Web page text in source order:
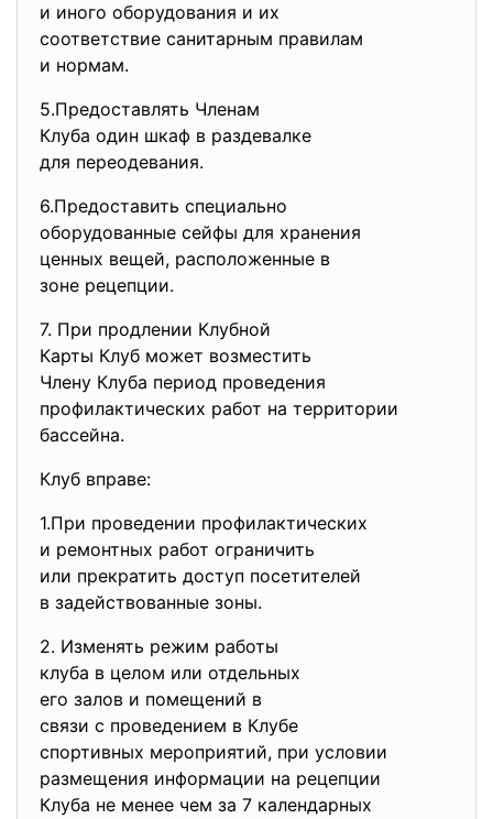
и иного оборудования и их
соответствие санитарным правилам
и нормам.
5.Предоставлять Членам
Клуба один шкаф в раздевалке
для переодевания.
6.Предоставить специально
оборудованные сейфы для хранения
ценных вещей, расположенные в
зоне рецепции.
7. При продлении Клубной
Карты Клуб может возместить
Члену Клуба период проведения
профилактических работ на территории
бассейна.
Клуб вправе:
1.При проведении профилактических
и ремонтных работ ограничить
или прекратить доступ посетителей
в задействованные зоны.
2. Изменять режим работы
клуба в целом или отдельных
его залов и помещений в
связи с проведением в Клубе
спортивных мероприятий, при условии
размещения информации на рецепции
Клуба не менее чем за 7 календарных